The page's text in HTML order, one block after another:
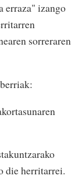
erraza" izango
sorreraren
die herritarrei.